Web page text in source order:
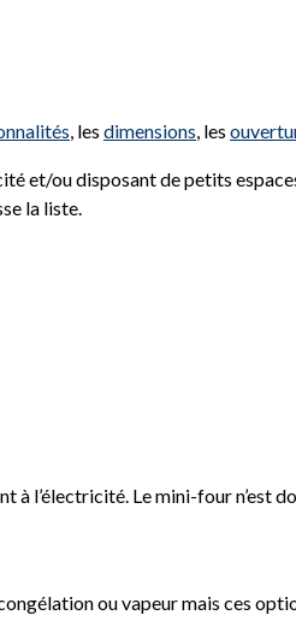
, les dimensions, les
et/ou disposant de petits
la liste.
l’électricité. Le mini-four n’est
ou vapeur mais ces